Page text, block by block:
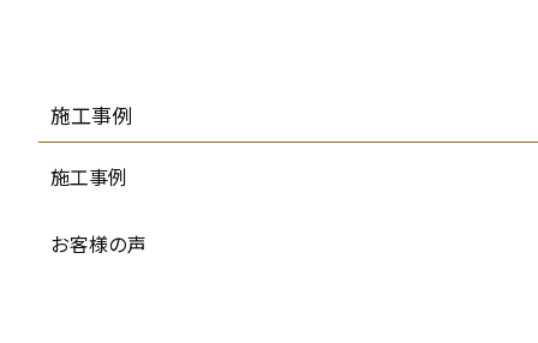
施工事例
施工事例
お客様の声